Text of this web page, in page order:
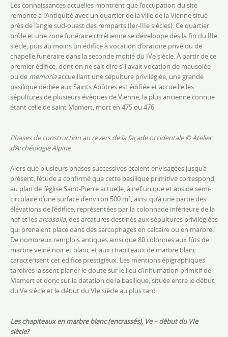
Les connaissances actuelles montrent que l’occupation du site
remonte à l’Antiquité avec un quartier de la ville de la Vienne situé
près de l’angle sud-ouest des remparts (Ier-IIIe siècles). Ce quartier
brûle et une zone funéraire chrétienne se développe dès la fin du IIIe
siècle, puis au moins un édifice à vocation d’oratoire privé ou de
chapelle funéraire dans la seconde moitié du IVe siècle. À partirde ce
premier édifice, dont on ne sait dire s’il avait vocation de mausolée
ou de memoriaaccueillant une sépulture privilégiée, une grande
basilique dédiée aux Saints Apôtres est édifiée et accueille les
sépultures de plusieurs évêques de Vienne, la plus ancienne connue
étant celle de saint Mamert, mort en 475 ou 476.
Phases de construction au revers de la façade occidentale © Atelier
d’Archéologie Alpine
Alors que plusieurs phases successives étaient envisagées jusqu’à
présent, l’étude a confirmé que cette basilique primitivecorrespond
au plan de l’église Saint-Pierre actuelle, à nef unique et abside semi-
circulaire d’une surface d’environ 500 m², ainsi qu’à une partie des
élévations de l’édifice, représentées par la colonnade inférieure de la
nef et les arcosolia, des arcaturesdestinés aux sépultures privilégiées
qui prenaient place dans des sarcophages en calcaire ou en marbre.
De nombreux remplois antiques ainsi que 80 colonnes aux fûtsde
marbre veiné noir et blanc et aux chapiteaux de marbre blanc
caractérisent cet édifice prestigieux. Les mentions épigraphiques
tardives laissent planer le doute sur le lieu d’inhumation primitif de
Mamert et donc sur la datation de la basilique, située entre le début
du Ve siècle et le début du VIe siècle au plus tard.
Les chapiteaux en marbre blanc (encrassés), Ve – début du VIe
siècle?